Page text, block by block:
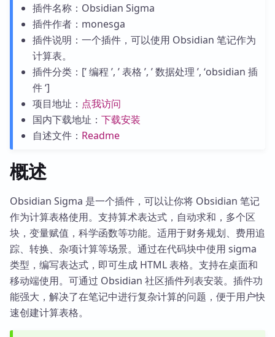
插件名称：Obsidian Sigma
插件作者：monesga
插件说明：一个插件，可以使用 Obsidian 笔记作为
计算表。
插件分类：[’ 编程 ’, ’ 表格 ’, ’ 数据处理 ’, ‘obsidian 插
件 ‘]
项目地址： 点我访问
国内下载地址： 下载安装
自述文件： Readme
概述
Obsidian Sigma 是一个插件，可以让你将 Obsidian 笔记
作为计算表格使用。支持算术表达式，自动求和，多个区
块，变量赋值，科学函数等功能。适用于财务规划、费用追
踪、转换、杂项计算等场景。通过在代码块中使用 sigma
类型，编写表达式，即可生成 HTML 表格。支持在桌面和
移动端使用。可通过 Obsidian 社区插件列表安装。插件功
能强大，解决了在笔记中进行复杂计算的问题，便于用户快
速创建计算表格。